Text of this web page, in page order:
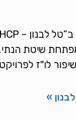
שיטת
»